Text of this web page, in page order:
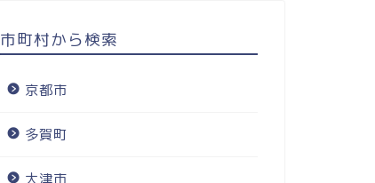
市町村から検索
京都市
多賀町
大津市